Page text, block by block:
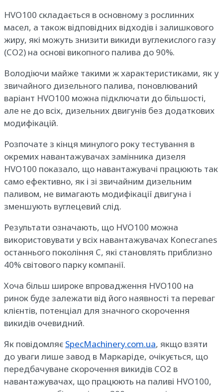
HVO100 складається в основному з рослинних
масел, а також відповідних відходів і залишкового
жиру, які можуть знизити викиди вуглекислого газу
(CO2) на основі викопного палива до 90%.
Володіючи майже такими ж характеристиками, як у
звичайного дизельного палива, поновлюваний
варіант HVO100 можна підключати до більшості,
але не до всіх, дизельних двигунів без додаткових
модифікацій.
Розпочате з кінця минулого року тестування в
окремих навантажувачах замінника дизеля
HVO100 показало, що навантажувачі працюють так
само ефективно, як і зі звичайним дизельним
паливом, не вимагають модифікації двигуна і
зменшують вуглецевий слід.
Результати означають, що HVO100 можна
використовувати у всіх навантажувачах Konecranes
останнього покоління C, які становлять приблизно
40% світового парку компанії.
Хоча більш широке впровадження HVO100 на
ринок буде залежати від його наявності та переваг
клієнтів, потенціал для значного скорочення
викидів очевидний.
Як повідомляє SpecMachinery.com.ua, якщо взяти
до уваги лише завод в Маркаріде, очікується, що
передбачуване скорочення викидів CO2 в
навантажувачах, що працюють на паливі HVO100,